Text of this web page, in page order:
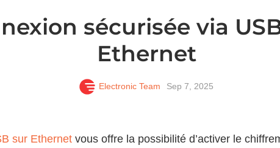
sécurisée via
Ethernet
Electronic Team Sep 7, 2025
sur Ethernet vous offre la possibilité d’activer le